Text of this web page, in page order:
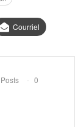
Courriel
0